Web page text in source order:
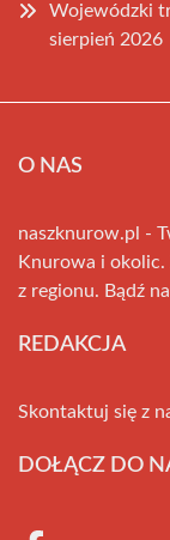
Wojewódzki
sierpień 2026
O NAS
naszknurow.pl -
Knurowa i okolic.
z regionu. Bądź
REDAKCJA
Skontaktuj się z
DOŁĄCZ DO